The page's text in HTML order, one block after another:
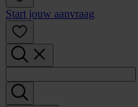
Start jouw aanvraag